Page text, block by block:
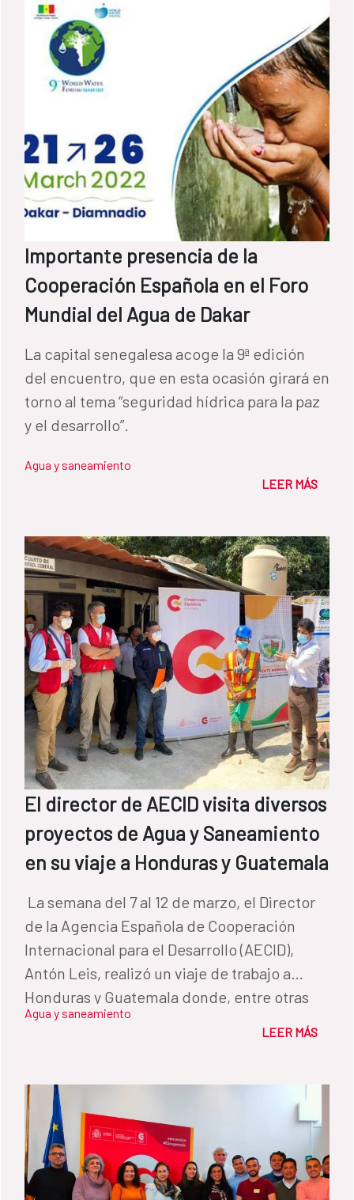
Importante presencia de la
Cooperación Española en el Foro
Mundial del Agua de Dakar
La capital senegalesa acoge la 9ª edición
del encuentro, que en esta ocasión girará en
torno al tema “seguridad hídrica para la paz
y el desarrollo”.
Agua y saneamiento
LEER MÁS
El director de AECID visita diversos
proyectos de Agua y Saneamiento
en su viaje a Honduras y Guatemala
de la Agencia Española de Cooperación
Internacional para el Desarrollo (AECID),
Antón Leis, realizó un viaje de trabajo a
Honduras y Guatemala donde, entre otras
actividades, visitó algunos de los programas
Honduras, el director conoció la Planta de
Depuración de Lejamaní, que forma parte
de los trabajos desarrollados en el Valle de
Comayagua (HND-014-B). Un programa que
permitió la construcción de un sistema
Agua y saneamiento
LEER MÁS